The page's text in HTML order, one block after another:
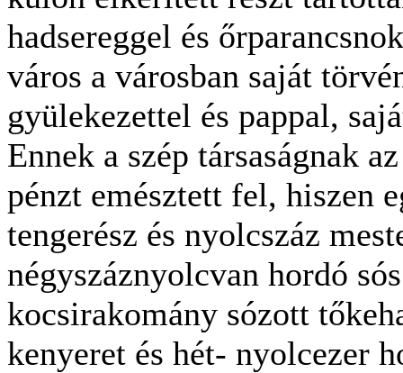
hadsereggel és
város a városban saját
gyülekezettel és pappal,
Ennek a szép társaságnak
pénzt emésztett fel, hiszen
tengerész és nyolcszáz
négyszáznyolcvan hordó
kocsirakomány sózott
kenyeret és hét- nyolcezer